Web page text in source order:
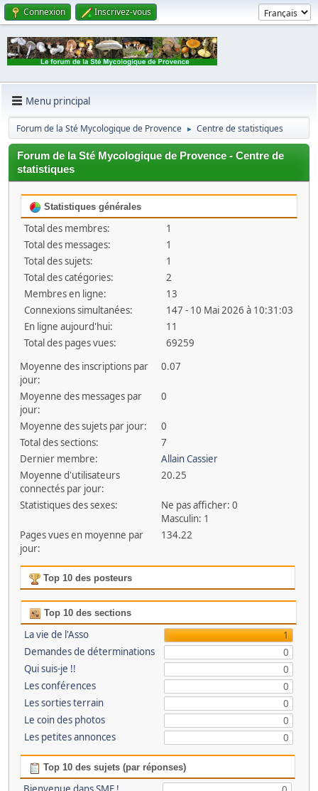
Connexion Inscrivez-vous
Menu principal
Forum de la Sté Mycologique de Provence ► Centre de statistiques
Forum de la Sté Mycologique de Provence - Centre de
statistiques
Statistiques générales
Total des membres:
1
Total des messages:
1
Total des sujets:
1
Total des catégories:
2
Membres en ligne:
13
Connexions simultanées:
147 - 10 Mai 2026 à 10:31:03
En ligne aujourd'hui:
11
Total des pages vues:
69259
Moyenne des inscriptions par
jour:
0.07
Moyenne des messages par
jour:
0
Moyenne des sujets par jour:
0
Total des sections:
7
Dernier membre:
Allain Cassier
Moyenne d'utilisateurs
connectés par jour:
20.25
Statistiques des sexes:
Ne pas afficher: 0
Masculin: 1
Pages vues en moyenne par
jour:
134.22
Top 10 des posteurs
Top 10 des sections
La vie de l'Asso
1
Demandes de déterminations
0
Qui suis-je !!
0
Les conférences
0
Les sorties terrain
0
Le coin des photos
0
Les petites annonces
0
Top 10 des sujets (par réponses)